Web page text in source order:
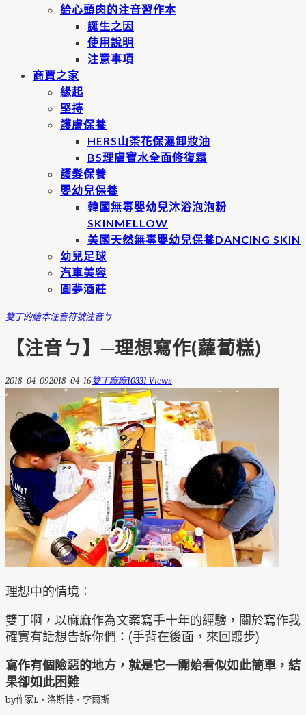
給心頭肉的注音習作本
誕生之因
使用說明
注意事項
商賈之家
緣起
堅持
護膚保養
HERS山茶花保濕卸妝油
B5理膚寶水全面修復霜
護髮保養
嬰幼兒保養
韓國無毒嬰幼兒沐浴泡泡粉
SKINMELLOW
美國天然無毒嬰幼兒保養DANCING SKIN
幼兒足球
汽車美容
圓夢酒莊
雙丁的繪本注音符號注音ㄅ
【注音ㄅ】─理想寫作(蘿蔔糕)
2018-04-092018-04-16雙丁麻麻10331 Views
理想中的情境：
雙丁啊，以麻麻作為文案寫手十年的經驗，關於寫作我
確實有話想告訴你們：(手背在後面，來回踱步)
寫作有個險惡的地方，就是它一開始看似如此簡單，結
果卻如此困難
by作家L‧洛斯特‧李爾斯